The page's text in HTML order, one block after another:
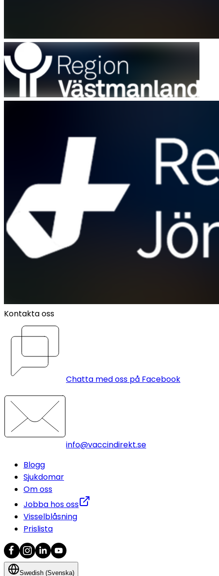
Kontakta oss
Chatta med oss på Facebook
info@vaccindirekt.se
Blogg
Sjukdomar
Om oss
Jobba hos oss
Visselblåsning
Prislista
Swedish (Svenska)